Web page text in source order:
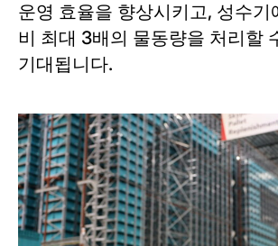
운영 효율을 향상시키고, 성수기
비 최대 3배의 물동량을 처리할
기대됩니다.